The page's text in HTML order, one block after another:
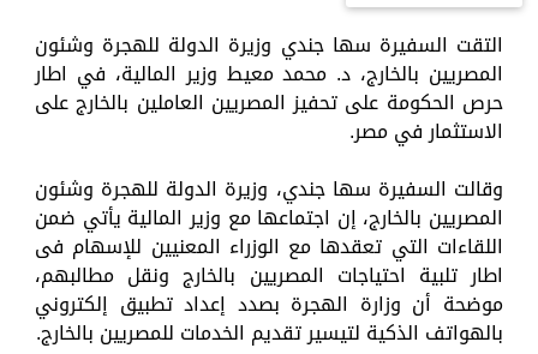
التقت السفيرة سها جندي وزيرة الدولة للهجرة وشئون
المصريين بالخارج، د. محمد معيط وزير المالية، في اطار
حرص الحكومة على تحفيز المصريين العاملين بالخارج على
الاستثمار في مصر.
وقالت السفيرة سها جندي، وزيرة الدولة للهجرة وشئون
المصريين بالخارج، إن اجتماعها مع وزير المالية يأتي ضمن
اللقاءات التي تعقدها مع الوزراء المعنيين للإسهام فى
اطار تلبية احتياجات المصريين بالخارج ونقل مطالبهم،
موضحة أن وزارة الهجرة بصدد إعداد تطبيق إلكتروني
بالهواتف الذكية لتيسير تقديم الخدمات للمصريين بالخارج.